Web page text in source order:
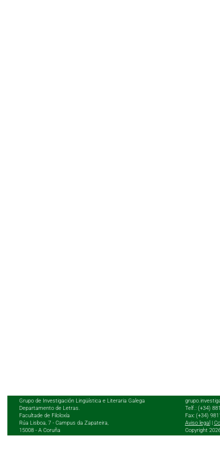
Grupo de Investigación Lingüística e Literaria Galega
Departamento de Letras.
Facultade de Filoloxía
Rúa Lisboa, 7 - Campus da Zapateira,
15008 - A Coruña
Telf.: (+34)
Fax: (+34)
Aviso legal
Copyright